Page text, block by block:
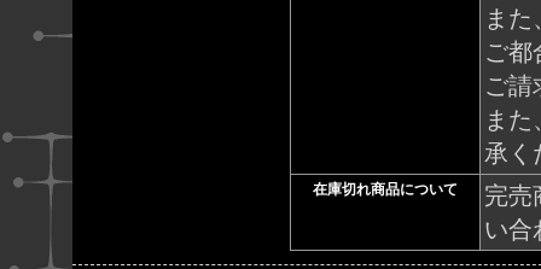
ま
ご都
ご請
ま
承く
在庫切れ商品について
完売
い合